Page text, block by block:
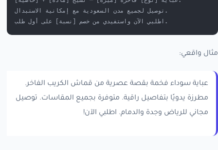
توصيل لجميع مدن السعودية مع إمكانية الاستبدال.
اطلبي الآن واستفيدي من خصم [نسبة] على أول طلب.
مثال واقعي:
عباية سوداء فخمة بقصة عصرية من قماش الكريب الفاخر.
مطرزة يدويًا بتفاصيل راقية. متوفرة بجميع المقاسات. توصيل
مجاني للرياض وجدة والدمام. اطلبي الآن!